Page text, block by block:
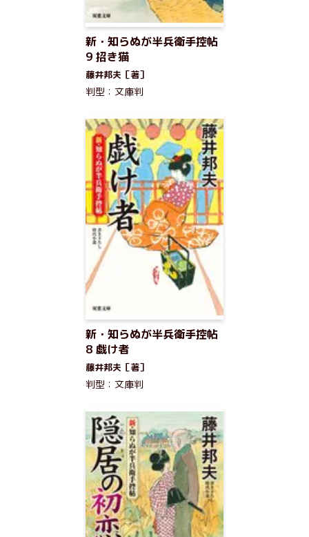
新・知らぬが半兵衛手控帖
9 招き猫
藤井邦夫［著］
判型：文庫判
新・知らぬが半兵衛手控帖
8 戯け者
藤井邦夫［著］
判型：文庫判